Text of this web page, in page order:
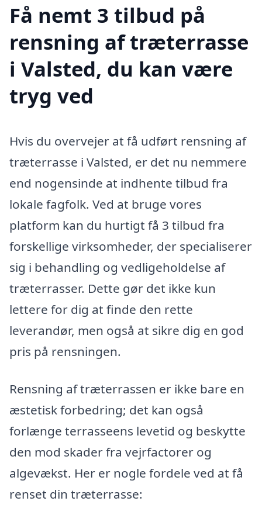
Få nemt 3 tilbud på
rensning af træterrasse
i Valsted, du kan være
tryg ved
Hvis du overvejer at få udført rensning af
træterrasse i Valsted, er det nu nemmere
end nogensinde at indhente tilbud fra
lokale fagfolk. Ved at bruge vores
platform kan du hurtigt få 3 tilbud fra
forskellige virksomheder, der specialiserer
sig i behandling og vedligeholdelse af
træterrasser. Dette gør det ikke kun
lettere for dig at finde den rette
leverandør, men også at sikre dig en god
pris på rensningen.
Rensning af træterrassen er ikke bare en
æstetisk forbedring; det kan også
forlænge terrasseens levetid og beskytte
den mod skader fra vejrfactorer og
algevækst. Her er nogle fordele ved at få
renset din træterrasse: